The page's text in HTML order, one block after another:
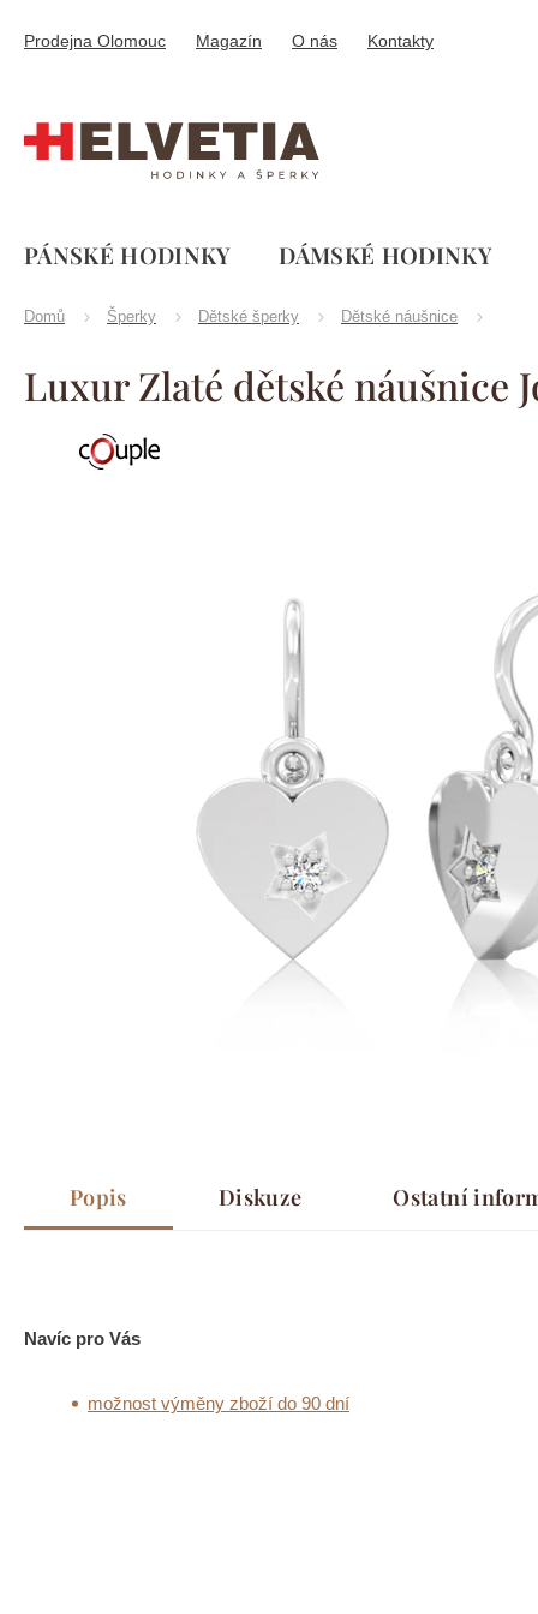
obsah
Prodejna Olomouc Magazín O nás Kontakty
PÁNSKÉ HODINKY DÁMSKÉ HODINKY
Domů Šperky Dětské šperky Dětské náušnice
Luxur Zlaté dětské náušnice
Značka:Couple
Popis Diskuze Ostatní
Navíc pro Vás
možnost výměny zboží do 90 dní